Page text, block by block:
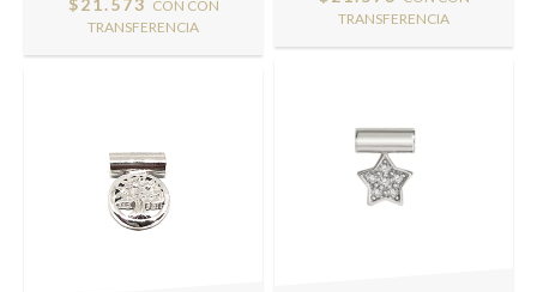
$21.573 CON CON
TRANSFERENCIA
TRANSFERENCIA